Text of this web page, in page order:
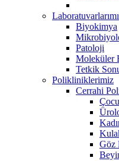
Biyokimya
Patoloji
Moleküler
Tetkik
Polikliniklerimiz
Cerrahi
Göz